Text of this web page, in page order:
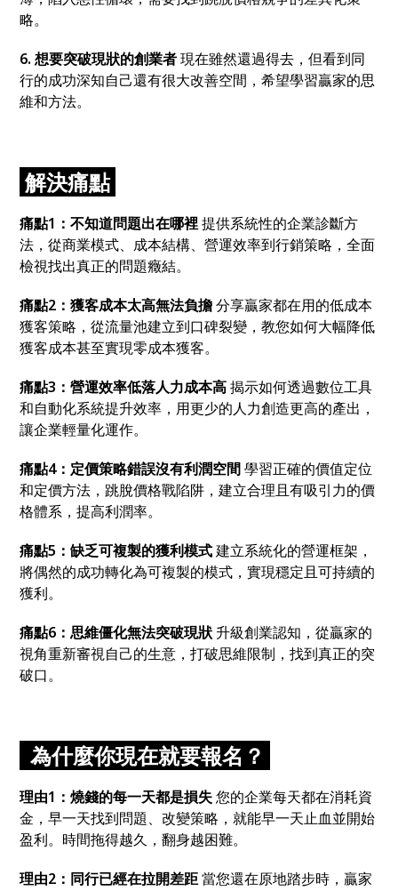
略。
6. 想要突破現狀的創業者現在雖然還過得去 ，但看到同
行的成功深知自己還有很大改善空間 ，希望學習贏家的思
維和方法。
解決痛點
痛點1 ：不知道問題出在哪裡提供系統性的企業診斷方
法 ，從商業模式、成本結構、營運效率到行銷策略 ，全面
檢視找出真正的問題癥結。
痛點2 ：獲客成本太高無法負擔分享贏家都在用的低成本
獲客策略 ，從流量池建立到口碑裂變 ，教您如何大幅降低
獲客成本甚至實現零成本獲客。
痛點3 ：營運效率低落人力成本高揭示如何透過數位工具
和自動化系統提升效率 ， 用更少的人力創造更高的產出 ，
讓企業輕量化運作。
痛點4： 定價策略錯誤沒有利潤空間學習正確的價值定位
和定價方法 ， 跳脫價格戰陷阱 ，建立合理且有吸引力的價
格體系 ，提高利潤率。
痛點5 ：缺乏可複製的獲利模式建立系統化的營運框架 ，
將偶然的成功轉化為可複製的模式 ，實現穩定且可持續的
獲利。
痛點6 ：思維僵化無法突破現狀 升級創業認知 ，從贏家的
視角重新審視自己的生意 ，打破思維限制 ，找到真正的突
破口。
為什麼你現在就要報名？
理由1 ：燒錢的每一天都是損失您的企業每天都在消耗資
金 ，早一天找到問題、改變策略 ，就能早一天止血並開始
盈利。時間拖得越久 ，翻身越困難。
理由2 ： 同行已經在拉開差距當您還在原地踏步時 ，贏家